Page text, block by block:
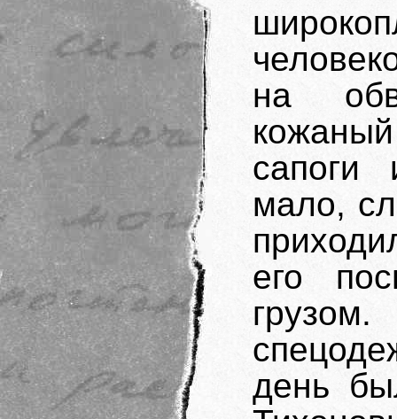
на
сапоги
мало,
его
день